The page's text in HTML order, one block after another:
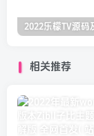
相关推荐